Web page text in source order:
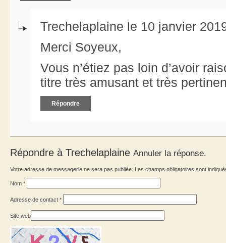
Trechelaplaine le 10 janvier
Merci Soyeux,
Vous n’étiez pas loin d’avoir
titre très amusant et très
Répondre
Répondre à Trechelaplaine Annuler la réponse.
Votre adresse de messagerie ne sera pas publiée. Les champs obligatoires sont
Nom *
Adresse de contact *
Site web